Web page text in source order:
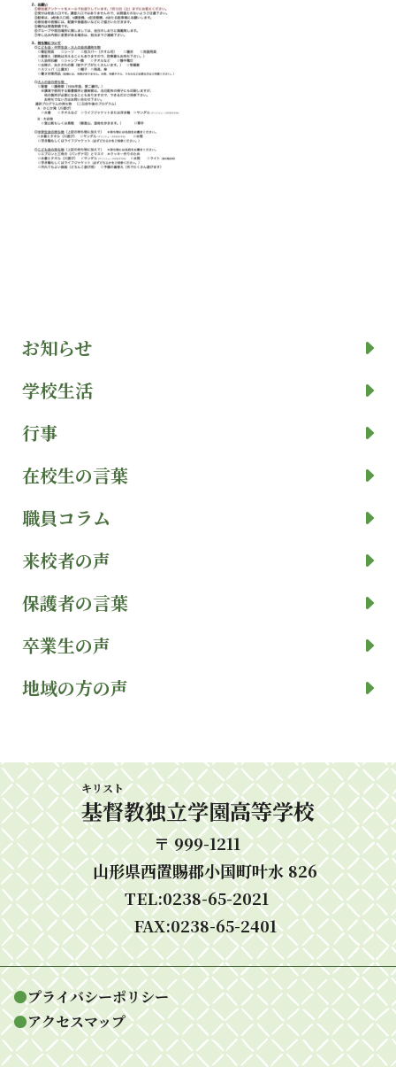
お知らせ
学校生活
行事
在校生の言葉
職員コラム
来校者の声
保護者の言葉
卒業生の声
地域の方の声
基督
キリスト
教独立学園高等学校
〒 999-1211
山形県西置賜郡小国町叶水 826
TEL:0238-65-2021
FAX:0238-65-2401
●プライバシーポリシー
●アクセスマップ